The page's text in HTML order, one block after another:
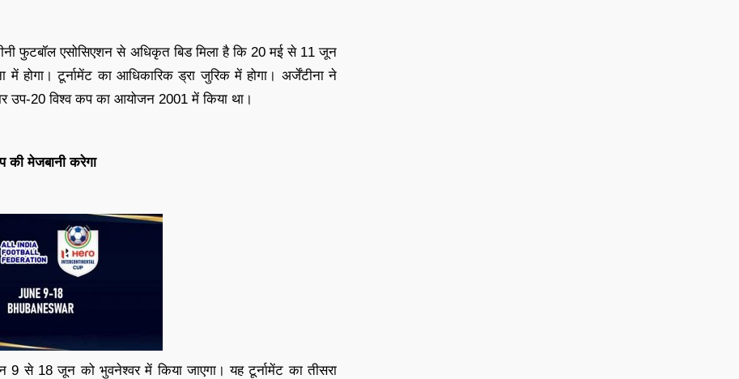
फुटबॉल एसोसिएशन से अधिकृत बिड मिला है कि 20 मई से 11 जून
टूर्नामेंट का आधिकारिक ड्रा जुरिक में होगा। अर्जेंटीना ने
उप-20 विश्व कप का आयोजन 2001 में किया था।
मेजबानी करेगा
से 18 जून को भुवनेश्वर में किया जाएगा। यह टूर्नामेंट का तीसरा